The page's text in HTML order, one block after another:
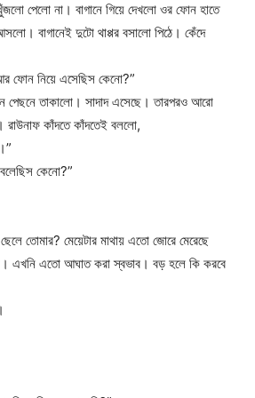
পেলো না। বাগানে গিয়ে দেখলো ওর ফোন হাতে
বাগানেই দুটো থাপ্পর বসালো পিঠে। কেঁদে
ফোন নিয়ে এসেছিস কেনো?”
পেছনে তাকালো। সাদাদ এসেছে। তারপরও আরো
রাউনাফ কাঁদতে কাঁদতেই বললো,
কেনো?”
তোমার? মেয়েটার মাথায় এতো জোরে মেরেছে
এখনি এতো আঘাত করা স্বভাব। বড় হলে কি করবে